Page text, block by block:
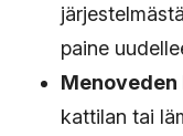
paine
kattilan tai